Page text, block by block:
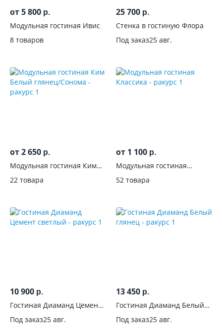
от 5 800 р.
Модульная гостиная Ивис
8 товаров
25 700 р.
Стенка в гостиную Флора
Под заказ25 авг.
от 2 650 р.
Модульная гостиная Ким
22 товара
от 1 100 р.
Модульная гостиная
52 товара
10 900 р.
Гостиная Диаманд Цемент
Под заказ25 авг.
13 450 р.
Гостиная Диаманд Белый
Под заказ25 авг.
С
зеркалом
стеклянными
дверцами
шкафом
Штанга
ножках
Светлые
208
Белые